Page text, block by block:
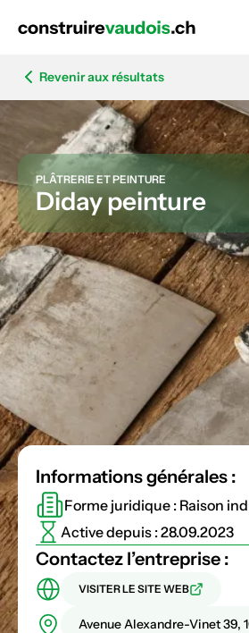
Revenir aux résultats
PLÂTRERIE ET PEINTURE
Diday peinture
Informations générales :
Forme juridique : Raison
Active depuis : 28.09.2023
Contactez l’entreprise :
VISITER LE SITE WEB
Avenue Alexandre-Vinet 39,